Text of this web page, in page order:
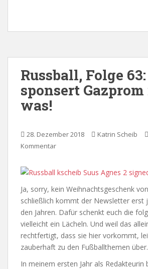
Russball, Folge
sponsert
was!
28. Dezember 2018 Katrin Scheib
Kommentar
Ja, sorry, kein Weihnachtsgeschenk
schließlich kommt der Newsletter erst
den Jahren. Dafür schenkt euch die
vielleicht ein Lächeln. Und weil das
rechtfertigt, dass sie hier vorkommt,
zauberhaft zu den Fußballthemen über.
In meinem ersten Jahr als